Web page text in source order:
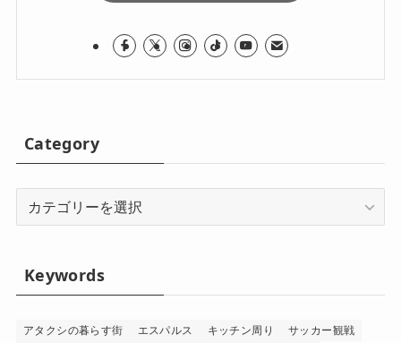
Category
Category
Keywords
アタクシの暮らす街 エスパルス キッチン周り
サッカー観戦